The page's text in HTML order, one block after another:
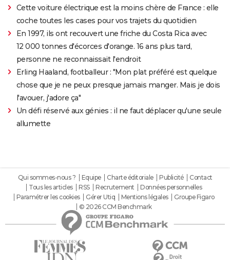
Cette voiture électrique est la moins chère de France : elle
coche toutes les cases pour vos trajets du quotidien
En 1997, ils ont recouvert une friche du Costa Rica avec
12 000 tonnes d'écorces d'orange. 16 ans plus tard,
personne ne reconnaissait l'endroit
Erling Haaland, footballeur : "Mon plat préféré est quelque
chose que je ne peux presque jamais manger. Mais je dois
l'avouer, j'adore ça"
Un défi réservé aux génies : il ne faut déplacer qu'une seule
allumette
Qui sommes-nous ? Equipe Charte éditoriale Publicité
Contact
Tous les articles
RSS Recrutement
Données personnelles
Paramétrer les cookies
Gérer Utiq Mentions légales
Groupe Figaro
© 2026 CCM Benchmark